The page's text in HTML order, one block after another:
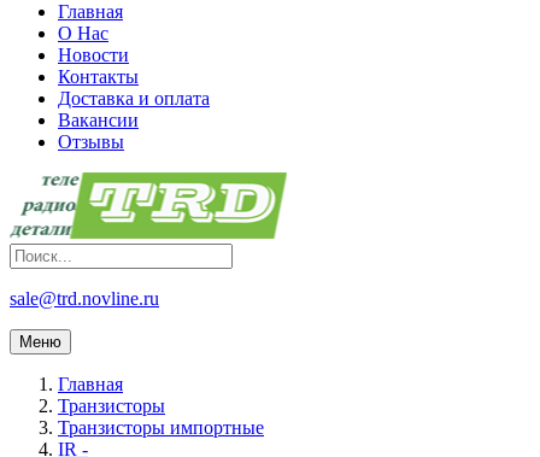
Главная
О Нас
Новости
Контакты
Доставка и оплата
Вакансии
Отзывы
sale@trd.novline.ru
Меню
Главная
Транзисторы
Транзисторы импортные
IR -